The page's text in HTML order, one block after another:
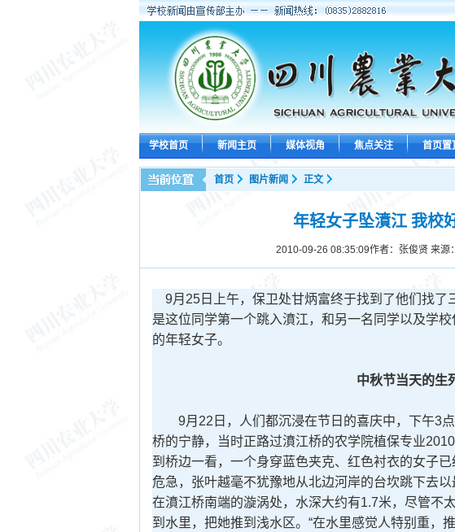
学校首页 新闻主页 媒体视角 焦点关注 首页置
首页 图片新闻 正文
年轻女子坠濆江 我校
2010-09-26 08:35:09作者：张俊贤 来源
9月25日上午，保卫处甘炳富终于找到了他们找
是这位同学第一个跳入濆江，和另一名同学以及学
的年轻女子。
中秋节当天的生
9月22日，人们都沉浸在节日的喜庆中，下午3点
桥的宁静，当时正路过濆江桥的农学院植保专业
到桥边一看，一个身穿蓝色夹克、红色衬衣的女子
危急，张叶越毫不犹豫地从北边河岸的台坎跳下去
在濆江桥南端的漩涡处，水深大约有1.7米，尽管不
到水里，把她推到浅水区。“在水里感觉人特别重，